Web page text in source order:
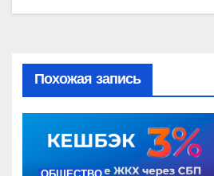
Похожая запись